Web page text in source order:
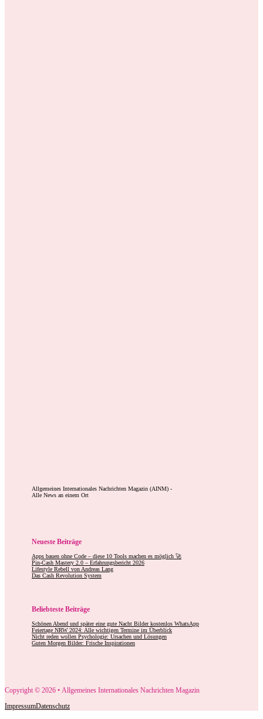
Allgemeines Internationales Nachrichten Magazin (AINM) -
Alle News an einem Ort
Neueste Beiträge
Apps bauen ohne Code – diese 10 Tools machen es möglich 🚀
Pin-Cash Mastery 2.0 – Erfahrungsbericht 2026
Lifestyle Rebell von Andreas Lang
Das Cash Revolution System
Beliebteste Beiträge
Schönen Abend und später eine gute Nacht Bilder kostenlos WhatsApp
Feiertage NRW 2024: Alle wichtigen Termine im Überblick
Nicht reden wollen Psychologie: Ursachen und Lösungen
Guten Morgen Bilder: Frische Inspirationen
Copyright © 2026 • Allgemeines Internationales Nachrichten Magazin
ImpressumDatenschutz